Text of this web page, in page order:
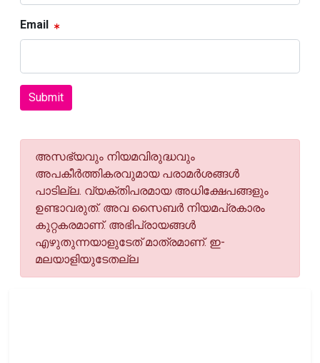
Email
Submit
അസഭ്യവും നിയമവിരുദ്ധവും
അപകീര്‍ത്തികരവുമായ പരാമര്‍ശങ്ങള്‍
പാടില്ല. വ്യക്തിപരമായ അധിക്ഷേപങ്ങളും
ഉണ്ടാവരുത്. അവ സൈബര്‍ നിയമപ്രകാരം
കുറ്റകരമാണ്. അഭിപ്രായങ്ങള്‍
എഴുതുന്നയാളുടേത് മാത്രമാണ്. ഇ-
മലയാളിയുടേതല്ല